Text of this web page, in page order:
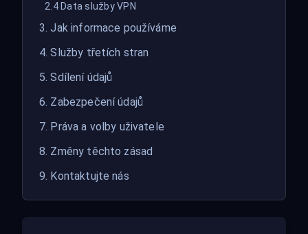
2.4 Data služby VPN
3. Jak informace používáme
4. Služby třetích stran
5. Sdílení údajů
6. Zabezpečení údajů
7. Práva a volby uživatele
8. Změny těchto zásad
9. Kontaktujte nás